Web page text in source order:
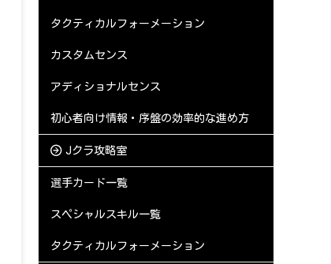
タクティカルフォーメーション
カスタムセンス
アディショナルセンス
初心者向け情報・序盤の効率的な進め方
Jクラ攻略室
選手カード一覧
スペシャルスキル一覧
タクティカルフォーメーション